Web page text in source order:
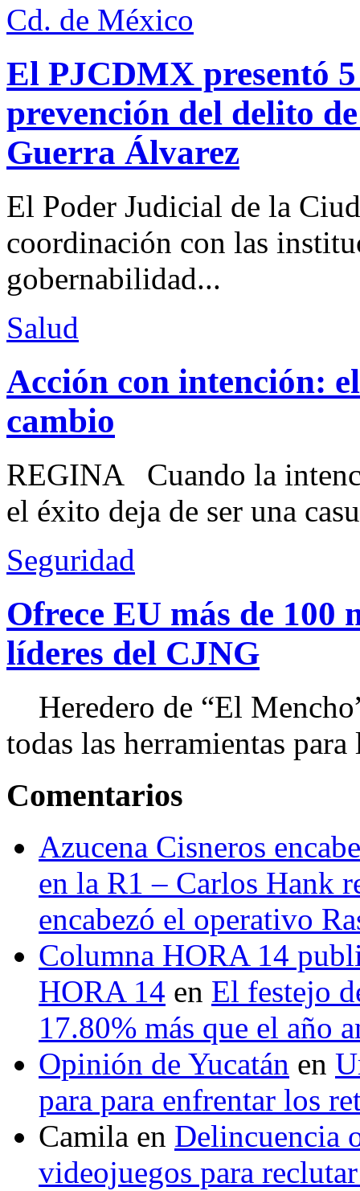
Cd. de México
El PJCDMX presentó
prevención del delito
Guerra Álvarez
El Poder Judicial de la
coordinación con las
gobernabilidad...
Salud
Acción con intención:
cambio
REGINA Cuando la
el éxito deja de ser una
Seguridad
Ofrece EU más de 100
líderes del CJNG
Heredero de “El
todas las herramientas
Comentarios
Azucena Cisneros
en la R1 – Carlos Hank
encabezó el operativo
Columna HORA 14
HORA 14 en El festejo
17.80% más que el año
Opinión de Yucatán en
para para enfrentar los
Camila en Delincuencia
videojuegos para